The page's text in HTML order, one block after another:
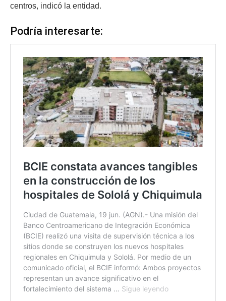
centros, indicó la entidad.
Podría interesarte: